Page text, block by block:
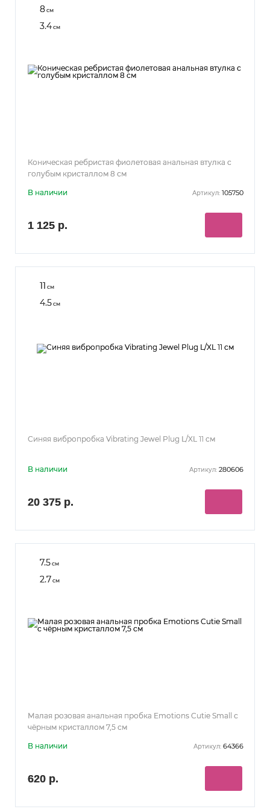
8см
3.4см
Коническая ребристая фиолетовая анальная втулка с
голубым кристаллом 8 см
В наличии Артикул: 105750
1 125 р.
11 см
4.5см
Синяя вибропробка Vibrating Jewel Plug L/XL 11 см
В наличии Артикул: 280606
20 375 р.
7.5см
2.7см
Малая розовая анальная пробка Emotions Cutie Small с
чёрным кристаллом 7,5 см
В наличии Артикул: 64366
620 р.